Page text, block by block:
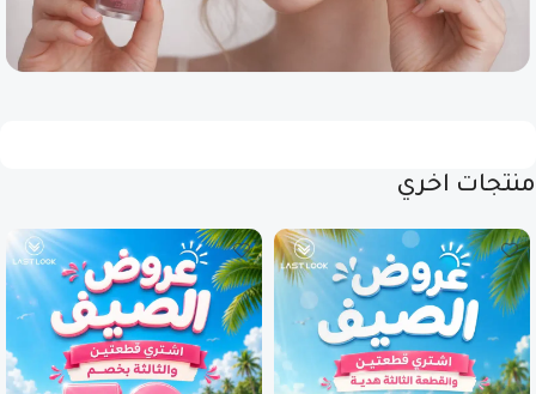
منتجات اخري